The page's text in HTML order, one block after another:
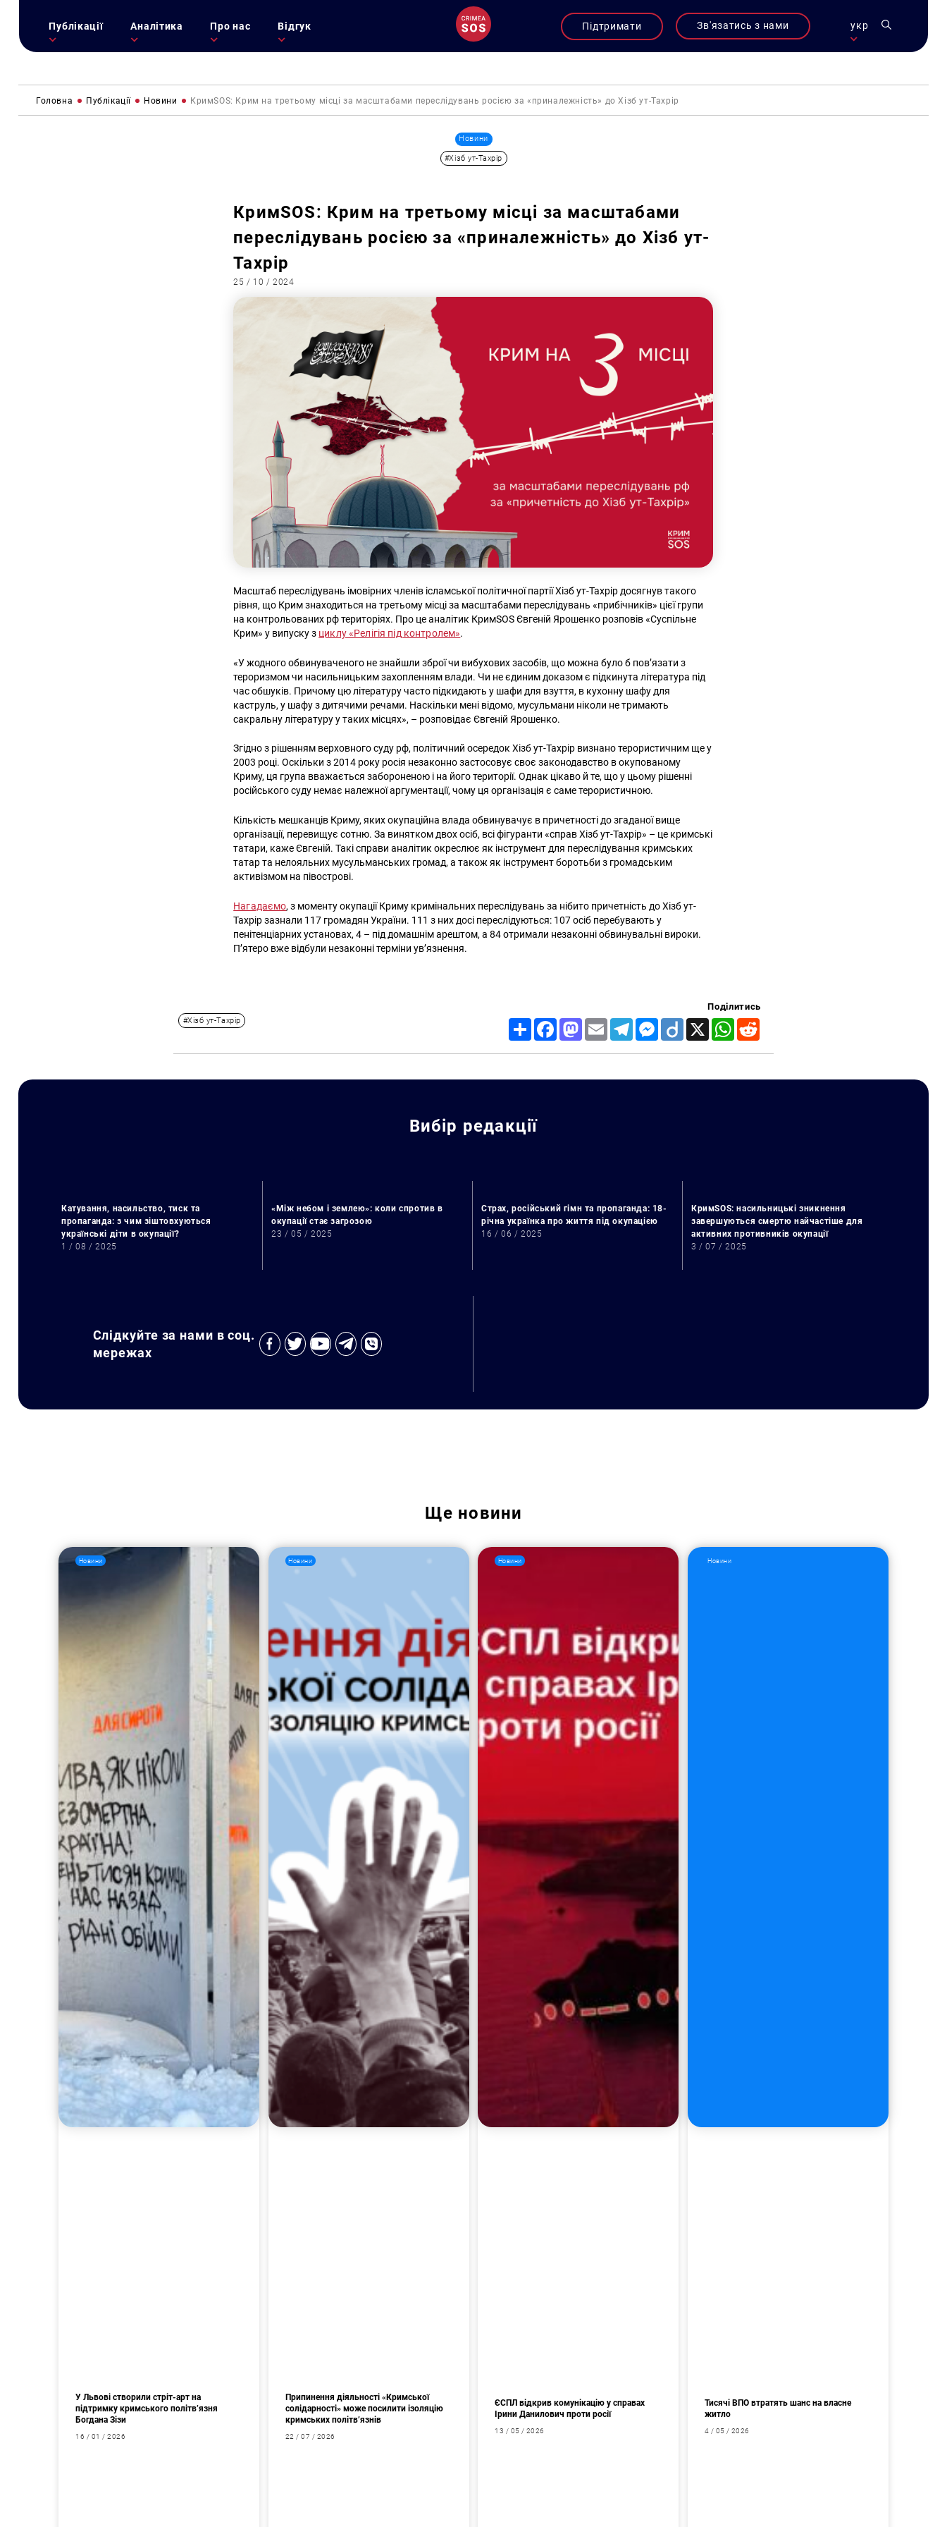
Публікації Аналітика Про нас Відгук Підтримати Зв'язатись з нами укр
Головна Публікації Новини КримSOS: Крим на третьому місці за масштабами переслідувань росією за «приналежність» до Хізб ут-Тахрір
Новини
#Хізб ут-Тахрір
КримSOS: Крим на третьому місці за масштабами
переслідувань росією за «приналежність» до Хізб ут-
Тахрір
25 / 10 / 2024
Масштаб переслідувань імовірних членів ісламської політичної партії Хізб ут-Тахрір досягнув такого
рівня, що Крим знаходиться на третьому місці за масштабами переслідувань «прибічників» цієї групи
на контрольованих рф територіях. Про це аналітик КримSOS Євгеній Ярошенко розповів «Суспільне
Крим» у випуску з циклу «Релігія під контролем».
«У жодного обвинуваченого не знайшли зброї чи вибухових засобів, що можна було б пов’язати з
тероризмом чи насильницьким захопленням влади. Чи не єдиним доказом є підкинута література під
час обшуків. Причому цю літературу часто підкидають у шафи для взуття, в кухонну шафу для
каструль, у шафу з дитячими речами. Наскільки мені відомо, мусульмани ніколи не тримають
сакральну літературу у таких місцях», – розповідає Євгеній Ярошенко.
Згідно з рішенням верховного суду рф, політичний осередок Хізб ут-Тахрір визнано терористичним ще у
2003 році. Оскільки з 2014 року росія незаконно застосовує своє законодавство в окупованому
Криму, ця група вважається забороненою і на його території. Однак цікаво й те, що у цьому рішенні
російського суду немає належної аргументації, чому ця організація є саме терористичною.
Кількість мешканців Криму, яких окупаційна влада обвинувачує в причетності до згаданої вище
організації, перевищує сотню. За винятком двох осіб, всі фігуранти «справ Хізб ут-Тахрір» – це кримські
татари, каже Євгеній. Такі справи аналітик окреслює як інструмент для переслідування кримських
татар та нелояльних мусульманських громад, а також як інструмент боротьби з громадським
активізмом на півострові.
Нагадаємо, з моменту окупації Криму кримінальних переслідувань за нібито причетність до Хізб ут-
Тахрір зазнали 117 громадян України. 111 з них досі переслідуються: 107 осіб перебувають у
пенітенціарних установах, 4 – під домашнім арештом, а 84 отримали незаконні обвинувальні вироки.
П’ятеро вже відбули незаконні терміни ув’язнення.
#Хізб ут-Тахрір
Поділитись
Share FacebookMastodon
Email TelegramMessenger
Diigo X WhatsApp
Вибір редакції
Катування, насильство, тиск та
пропаганда: з чим зіштовхуються
українські діти в окупації?
1 / 08 / 2025
«Між небом і землею»: коли спротив в
окупації стає загрозою
23 / 05 / 2025
Страх, російський гімн та пропаганда: 18-
річна українка про життя під окупацією
16 / 06 / 2025
КримSOS: насильницькі зникнення
завершуються смертю найчастіше для
активних противників окупації
3 / 07 / 2025
Слідкуйте за нами в соц.
мережах
Ще новини
Новини
У Львові створили стріт-арт на
підтримку кримського політв’язня
Богдана Зізи
16 / 01 / 2026
Новини
Припинення діяльності «Кримської
солідарності» може посилити ізоляцію
кримських політв’язнів
22 / 07 / 2026
Новини
ЄСПЛ відкрив комунікацію у справах
Ірини Данилович проти росії
13 / 05 / 2026
Новини
Тисячі ВПО втратять шанс на власне
житло
4 / 05 / 2026